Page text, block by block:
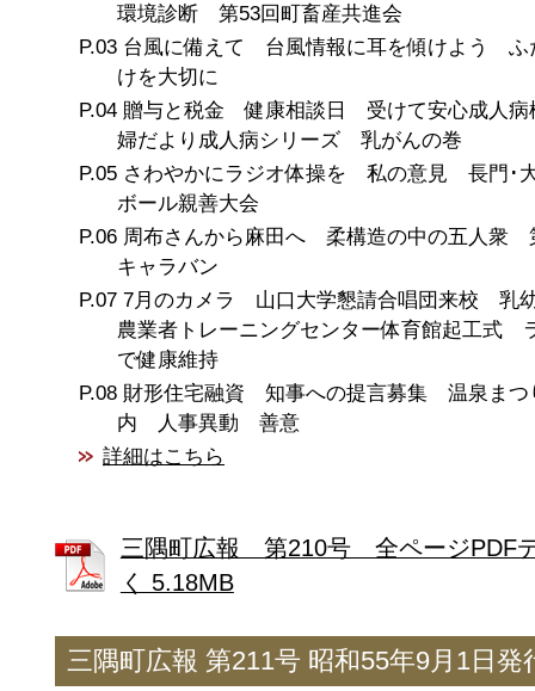
環境診断 第53回町畜産共進会
台風に備えて 台風情報に耳を傾けよう ふ
けを大切に
贈与と税金 健康相談日 受けて安心成人
婦だより成人病シリーズ 乳がんの巻
さわやかにラジオ体操を 私の意見 長門･
ボール親善大会
周布さんから麻田へ 柔構造の中の五人衆
キャラバン
7月のカメラ 山口大学懇請合唱団来校
農業者トレーニングセンター体育館起工式
で健康維持
財形住宅融資 知事への提言募集 温泉まつ
内 人事異動 善意
詳細はこちら
三隅町広報 第210号 全ページPDF
く 5.18MB
三隅町広報 第211号 昭和55年9月1日発